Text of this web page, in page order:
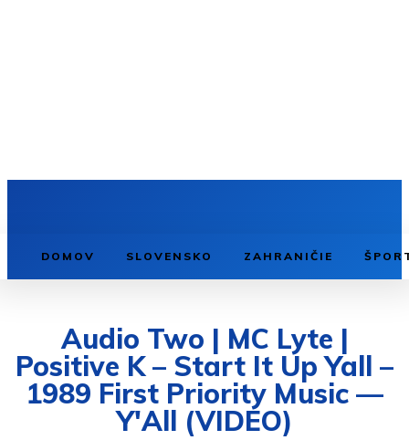
DOMOV SLOVENSKO ZAHRANIČIE
Audio Two | MC Lyte |
Positive K – Start It Up Yall –
1989 First Priority Music —
Y'All (VIDEO)